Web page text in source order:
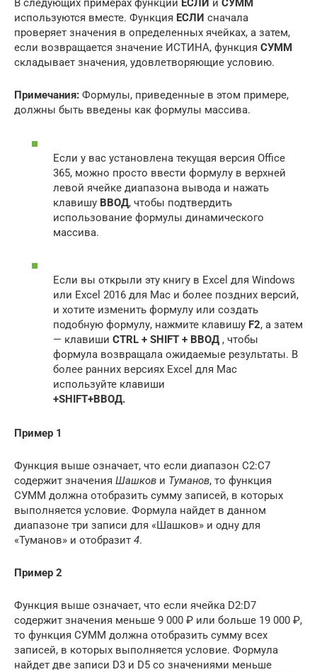
В следующих примерах функции ЕСЛИ и СУММ
используются вместе. Функция ЕСЛИ сначала
проверяет значения в определенных ячейках, а затем,
если возвращается значение ИСТИНА, функция СУММ
складывает значения, удовлетворяющие условию.
Примечания: Формулы, приведенные в этом примере,
должны быть введены как формулы массива.
Если у вас установлена текущая версия Office
365, можно просто ввести формулу в верхней
левой ячейке диапазона вывода и нажать
клавишу ВВОД, чтобы подтвердить
использование формулы динамического
массива.
Если вы открыли эту книгу в Excel для Windows
или Excel 2016 для Mac и более поздних версий,
и хотите изменить формулу или создать
подобную формулу, нажмите клавишу F2, а затем
— клавиши CTRL + SHIFT + ВВОД , чтобы
формула возвращала ожидаемые результаты. В
более ранних версиях Excel для Mac
используйте клавиши
+SHIFT+ВВОД.
Пример 1
Функция выше означает, что если диапазон C2:C7
содержит значения Шашков и Туманов, то функция
СУММ должна отобразить сумму записей, в которых
выполняется условие. Формула найдет в данном
диапазоне три записи для «Шашков» и одну для
«Туманов» и отобразит 4.
Пример 2
Функция выше означает, что если ячейка D2:D7
содержит значения меньше 9 000 ₽ или больше 19 000 ₽,
то функция СУММ должна отобразить сумму всех
записей, в которых выполняется условие. Формула
найдет две записи D3 и D5 со значениями меньше